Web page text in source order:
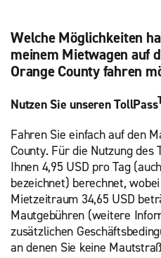
Welche Möglichkeiten
meinem Mietwagen auf
Orange County fahren
Nutzen Sie unseren TollPass
Fahren Sie einfach auf den
County. Für die Nutzung des
Ihnen 4,95 USD pro Tag
bezeichnet) berechnet,
Mietzeitraum 34,65 USD
Mautgebühren (weitere
zusätzlichen
an denen Sie keine